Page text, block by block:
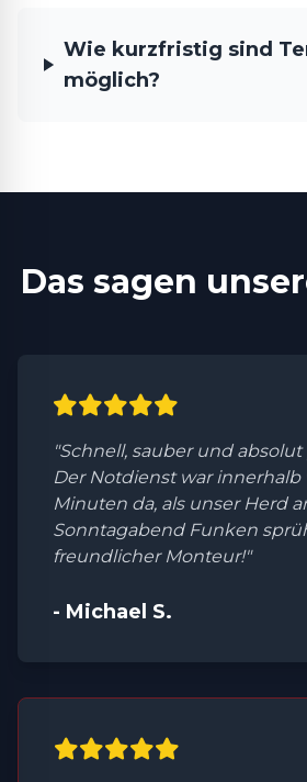
Wie kurzfristig sind
möglich?
Das sagen
"Schnell, sauber und absolut
Der Notdienst war innerhalb
Minuten da, als unser Herd
Sonntagabend Funken
freundlicher Monteur!"
- Michael S.